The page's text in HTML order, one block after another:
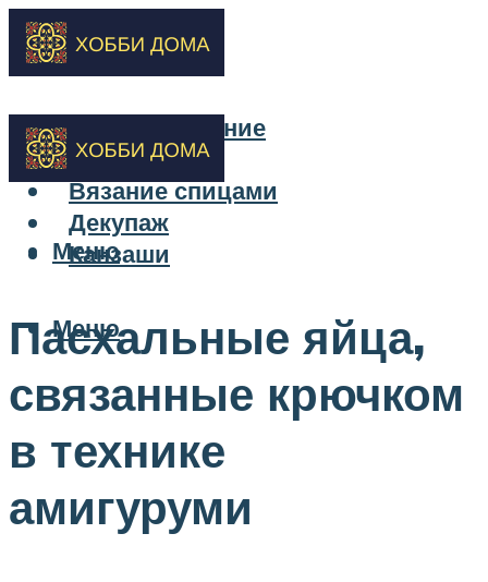
Бисероплетение
Вышивка
Вязание спицами
Декупаж
Канзаши
Меню
Меню
Пасхальные яйца,
связанные крючком
в технике
амигуруми